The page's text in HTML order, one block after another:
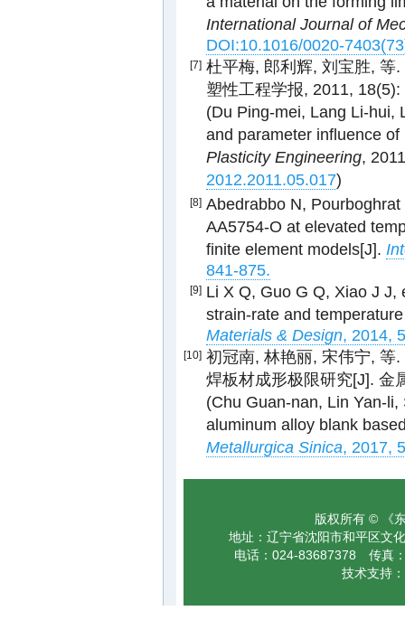
International Journal of
DOI:10.1016/0020-
[7] 杜平梅, 郎利辉, 刘宝胜, 等
塑性工程学报, 2011, 18(5):
(Du Ping-mei, Lang Li-hui,
and parameter influence
Plasticity Engineering,
2012.2011.05.017)
[8] Abedrabbo N,
AA5754-O at elevated
finite element models[J].
841-875.
[9] Li X Q, Guo G Q, Xiao J J,
strain-rate and
Materials & Design, 2014,
[10] 初冠南, 林艳丽, 宋伟宁, 等
焊板材成形极限研究[J]. 金
(Chu Guan-nan, Lin Yan-
aluminum alloy blank
Metallurgica Sinica, 2017,